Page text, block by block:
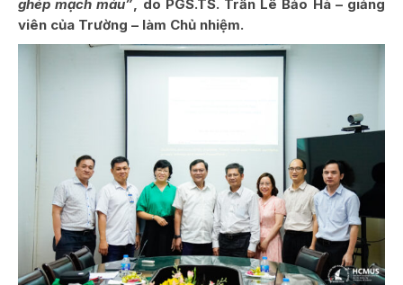
ghép mạch máu”, do PGS.TS. Trần Lê Bảo Hà – giảng
viên của Trường – làm Chủ nhiệm.